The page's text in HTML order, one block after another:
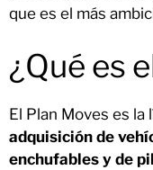
que es el más
¿Qué es
El Plan Moves es la
adquisición de
enchufables y de